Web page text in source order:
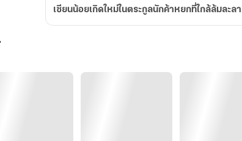
เซียนน้อยเกิดใหม่ในตระกูลนักค้าหยกที่ใกล้ล้มละ